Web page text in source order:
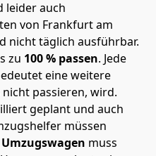
leider auch
von Frankfurt am
nicht täglich ausführbar.
zu 100 % passen. Jede
eine weitere
passieren, wird.
geplant und auch
müssen
Umzugswagen muss